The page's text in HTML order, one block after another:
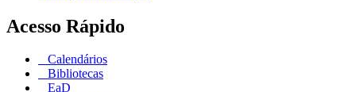
Acesso Rápido
Calendários
Bibliotecas
EaD